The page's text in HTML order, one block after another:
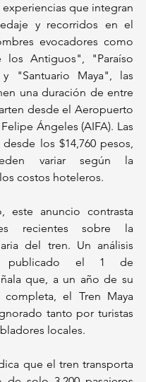
experiencias que integran
y recorridos en el
evocadores como
los Antiguos", "Paraíso
"Santuario Maya", las
una duración de entre
desde el Aeropuerto
Ángeles (AIFA). Las
los $14,760 pesos,
variar según la
costos hoteleros.
este anuncio contrasta
recientes sobre la
del tren. Un análisis
publicado el 1 de
que, a un año de su
completa, el Tren Maya
tanto por turistas
locales.
que el tren transporta